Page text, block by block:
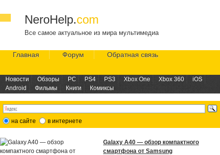
NeroHelp.com
Все самое актуальное из мира мультимедиа
Главная Форум Обратная связь
Новости Обзоры PC PS4 PS3 Xbox One Xbox 360
iOS
Android
Фильмы Книги Комиксы
на сайте в интернете
Galaxy A40 — обзор компактного
смартфона от Samsung